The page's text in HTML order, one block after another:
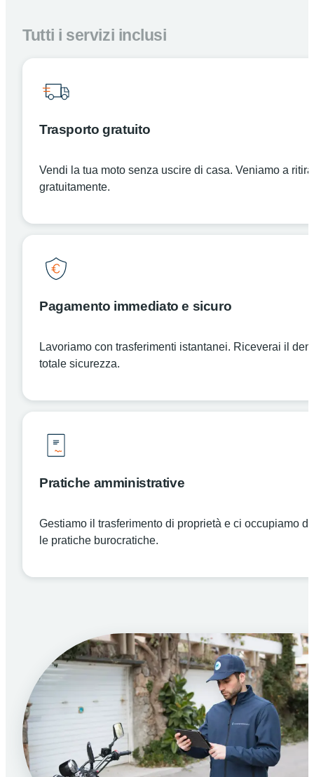
Tutti i servizi inclusi
Trasporto gratuito
Vendi la tua moto senza uscire di casa. Veniamo a
gratuitamente.
Pagamento immediato e sicuro
Lavoriamo con trasferimenti istantanei. Riceverai il
totale sicurezza.
Pratiche amministrative
Gestiamo il trasferimento di proprietà e ci occupiamo di
le pratiche burocratiche.